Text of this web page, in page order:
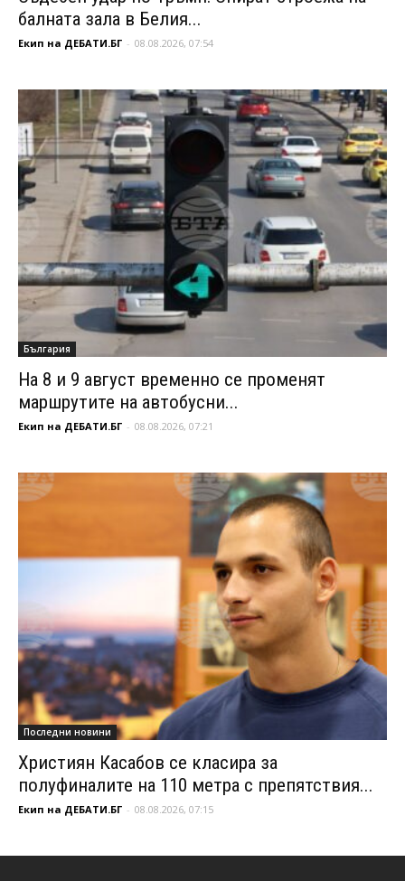
балната зала в Белия...
Екип на ДЕБАТИ.БГ - 08.08.2026, 07:54
България
На 8 и 9 август временно се променят
маршрутите на автобусни...
Екип на ДЕБАТИ.БГ - 08.08.2026, 07:21
Последни новини
Християн Касабов се класира за
полуфиналите на 110 метра с препятствия...
Екип на ДЕБАТИ.БГ - 08.08.2026, 07:15